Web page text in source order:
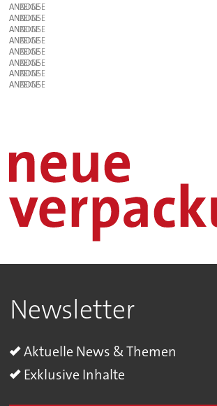
ANZEIGE
ANZEIGE
ANZEIGE
ANZEIGE
ANZEIGE
ANZEIGE
ANZEIGE
ANZEIGE
Newsletter
Aktuelle News & Themen
Exklusive Inhalte